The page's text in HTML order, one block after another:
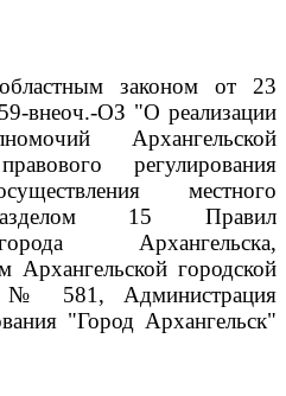
законом от 23
внеоч.-ОЗ "О реализации
Архангельской
регулирования
местного
15 Правил
Архангельска,
Архангельской городской
581, Администрация
"Город Архангельск"